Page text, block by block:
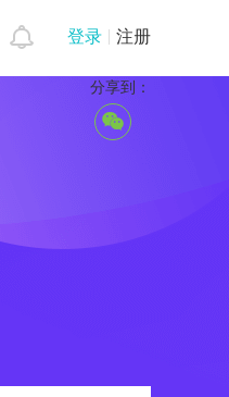
登录 注册
分享到：